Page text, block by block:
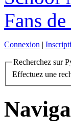
Connexion |
Recherchez sur
Effectuez une